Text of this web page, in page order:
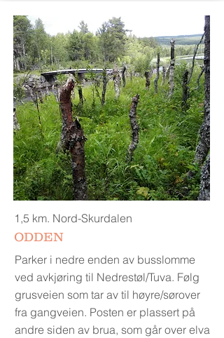
1,5 km. Nord-Skurdalen
ODDEN
Parker i nedre enden av busslomme
ved avkjøring til Nedrestøl/Tuva. Følg
grusveien som tar av til høyre/sørover
fra gangveien. Posten er plassert på
andre siden av brua, som går over elva